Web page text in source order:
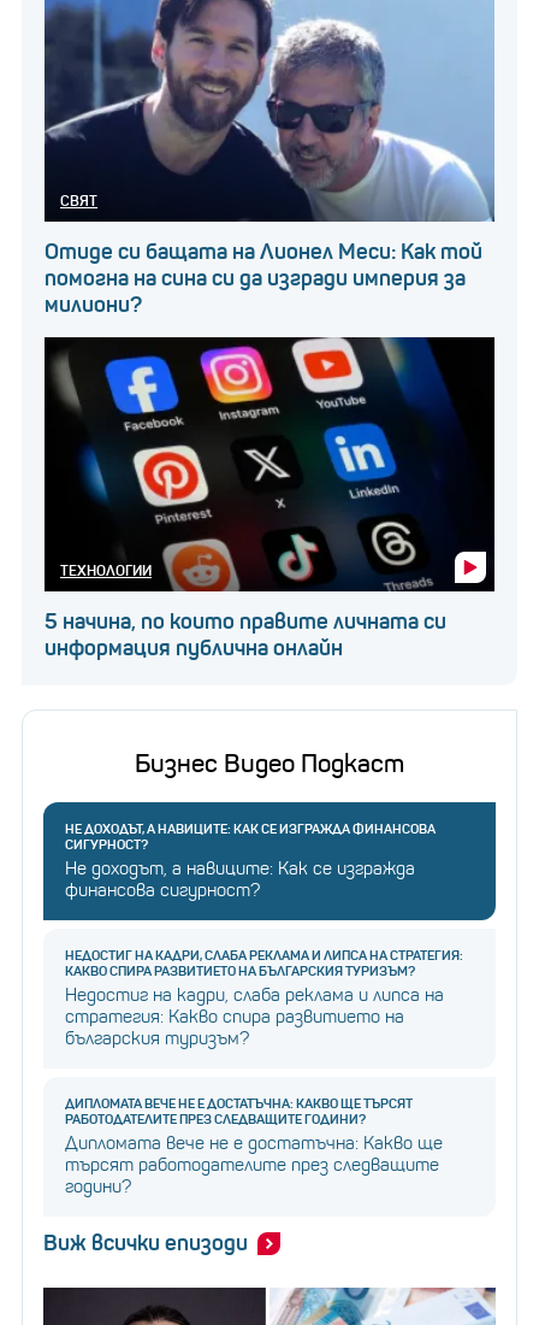
са предназначени за напълно различни пътувания.
Кои са "тихите летища"
по света?
Gulfstream G700 е малко по-голям от G650ER. Той е
лети повече от 10 часа без прекъсване.
С пробег от около 2 200 мили PC-24 ще има нужда
от спиране на гориво, за да пътува между дома на
Безос в Маями и централата на Amazon в Сиатъл.
При качване на борда на самолета повечето хора
трябва да се наведат, за да се поберат в кабината.
кухненски бокс с мивка и шкаф за чаши за
уред. Под мивката можете да издърпате дръжка,
за да откриете тоалетната - решение, което
спестява място. Само една завеса го отделя от
пилотската кабина, където е необходим само един
пилот, за да управлява самолета.
В кабината има места за осем пътници, но PC-24
може да бъде конфигуриран и за до 10
градуса. Този PC-24 има и диван, който може да се
превърне в легло.
СВЯТ
Отиде си бащата на Лионел Меси: Как той
помогна на сина си да изгради империя за
милиони?
ТЕХНОЛОГИИ
5 начина, по които правите личната си
информация публична онлайн
Бизнес Видео Подкаст
НЕ ДОХОДЪТ, А НАВИЦИТЕ: КАК СЕ ИЗГРАЖДА ФИНАНСОВА
СИГУРНОСТ?
Не доходът, а навиците: Как се изгражда
финансова сигурност?
НЕДОСТИГ НА КАДРИ, СЛАБА РЕКЛАМА И ЛИПСА НА СТРАТЕГИЯ:
КАКВО СПИРА РАЗВИТИЕТО НА БЪЛГАРСКИЯ ТУРИЗЪМ?
Недостиг на кадри, слаба реклама и липса на
стратегия: Какво спира развитието на
българския туризъм?
ДИПЛОМАТА ВЕЧЕ НЕ Е ДОСТАТЪЧНА: КАКВО ЩЕ ТЪРСЯТ
РАБОТОДАТЕЛИТЕ ПРЕЗ СЛЕДВАЩИТЕ ГОДИНИ?
Дипломата вече не е достатъчна: Какво ще
търсят работодателите през следващите
години?
Виж всички епизоди